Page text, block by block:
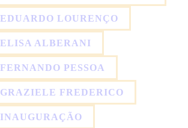
EDUARDO LOURENÇO
ELISA ALBERANI
FERNANDO PESSOA
GRAZIELE FREDERICO
INAUGURAÇÃO